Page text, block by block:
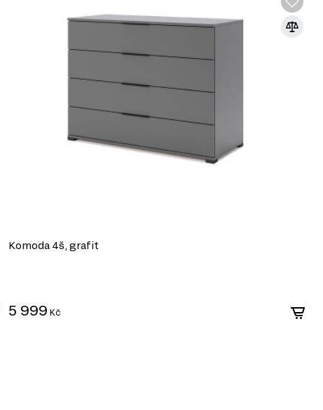
Komoda 4š, grafit
5 999 Kč